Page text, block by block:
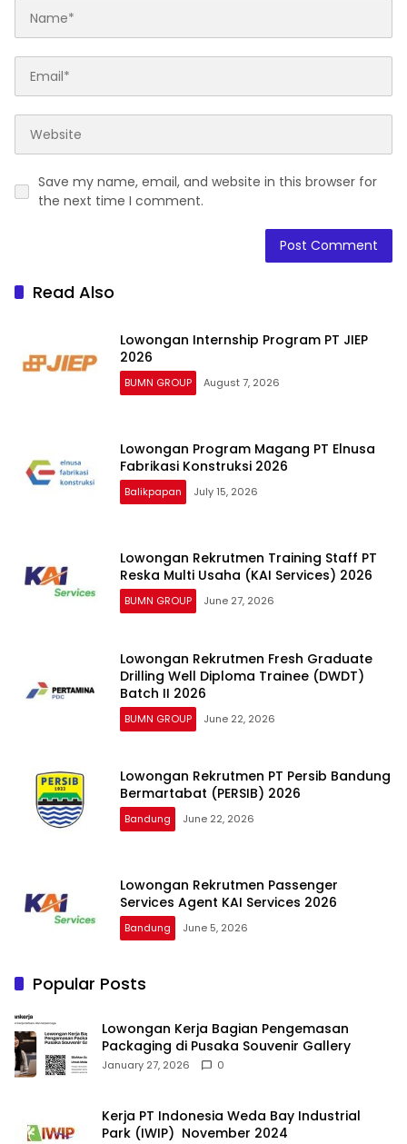
Save my name, email, and website in this browser for
the next time I comment.
Read Also
Lowongan Internship Program PT JIEP
2026
BUMN GROUP August 7, 2026
Lowongan Program Magang PT Elnusa
Fabrikasi Konstruksi 2026
Balikpapan July 15, 2026
Lowongan Rekrutmen Training Staff PT
Reska Multi Usaha (KAI Services) 2026
BUMN GROUP June 27, 2026
Lowongan Rekrutmen Fresh Graduate
Drilling Well Diploma Trainee (DWDT)
Batch II 2026
BUMN GROUP June 22, 2026
Lowongan Rekrutmen PT Persib Bandung
Bermartabat (PERSIB) 2026
Bandung June 22, 2026
Lowongan Rekrutmen Passenger
Services Agent KAI Services 2026
Bandung June 5, 2026
Popular Posts
Lowongan Kerja Bagian Pengemasan
Packaging di Pusaka Souvenir Gallery
January 27, 2026 0
Kerja PT Indonesia Weda Bay Industrial
Park (IWIP) November 2024